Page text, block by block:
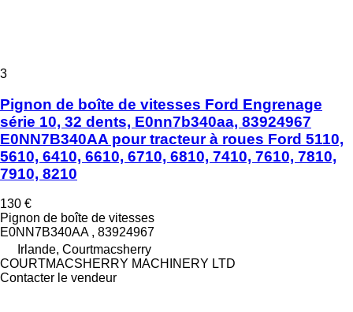
3
Pignon de boîte de vitesses Ford Engrenage
série 10, 32 dents, E0nn7b340aa, 83924967
E0NN7B340AA pour tracteur à roues Ford 5110,
5610, 6410, 6610, 6710, 6810, 7410, 7610, 7810,
7910, 8210
130 €
Pignon de boîte de vitesses
E0NN7B340AA , 83924967
Irlande, Courtmacsherry
COURTMACSHERRY MACHINERY LTD
Contacter le vendeur